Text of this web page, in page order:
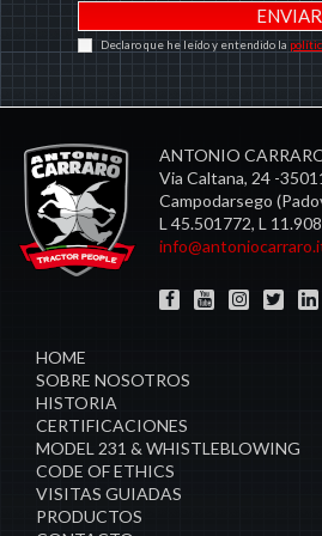
Declaro que he leído y entendido la
ANTONIO
Via Caltana, 24 -
Campodarsego
L 45.501772, L
HOME
SOBRE NOSOTROS
HISTORIA
CERTIFICACIONES
MODEL 231 & WHISTLEBLOWING
CODE OF ETHICS
VISITAS GUIADAS
PRODUCTOS